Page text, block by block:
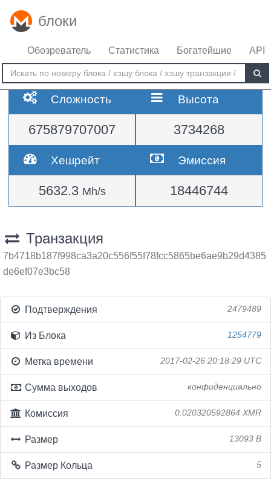
блоки
Обозреватель Статистика Богатейшие API
Сложность
675879707007
Высота
3734268
Хешрейт
5632.3 Mh/s
Эмиссия
18446744
Транзакция
7b4718b187f998ca3a20c556f55f78fcc5865be6ae9b29d4385
de6ef07e3bc58
Подтверждения 2479489
Из Блока 1254779
Метка времени 2017-02-26 20:18:29 UTC
Сумма выходов конфиденциально
Комиссия 0.020320592864 XMR
Размер 13093 B
Размер Кольца 5